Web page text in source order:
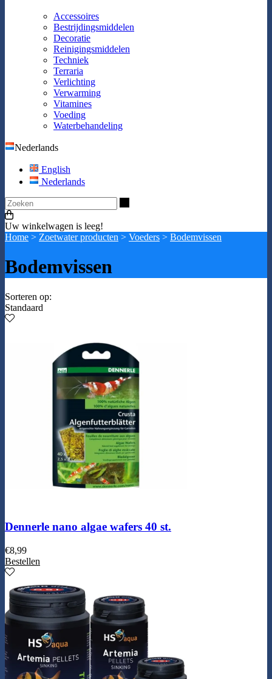
Accessoires
Bestrijdingsmiddelen
Decoratie
Reinigingsmiddelen
Techniek
Terraria
Verlichting
Verwarming
Vitamines
Voeding
Waterbehandeling
Nederlands
English
Nederlands
Uw winkelwagen is leeg!
Home > Zoetwater producten > Voeders > Bodemvissen
Bodemvissen
Sorteren op:
Standaard
Dennerle nano algae wafers 40 st.
€8,99
Bestellen